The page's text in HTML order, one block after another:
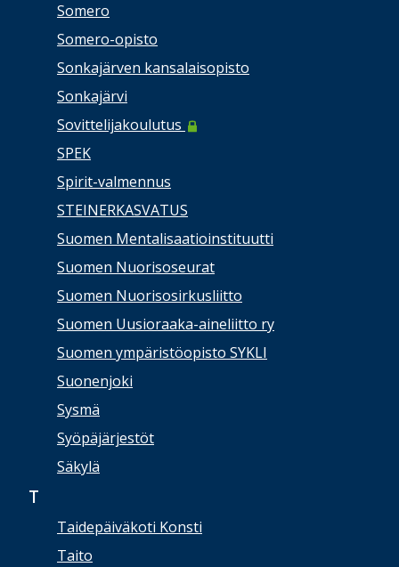
Somero
Somero-opisto
Sonkajärven kansalaisopisto
Sonkajärvi
Sovittelijakoulutus
SPEK
Spirit-valmennus
STEINERKASVATUS
Suomen Mentalisaatioinstituutti
Suomen Nuorisoseurat
Suomen Nuorisosirkusliitto
Suomen Uusioraaka-aineliitto ry
Suomen ympäristöopisto SYKLI
Suonenjoki
Sysmä
Syöpäjärjestöt
Säkylä
T
Taidepäiväkoti Konsti
Taito